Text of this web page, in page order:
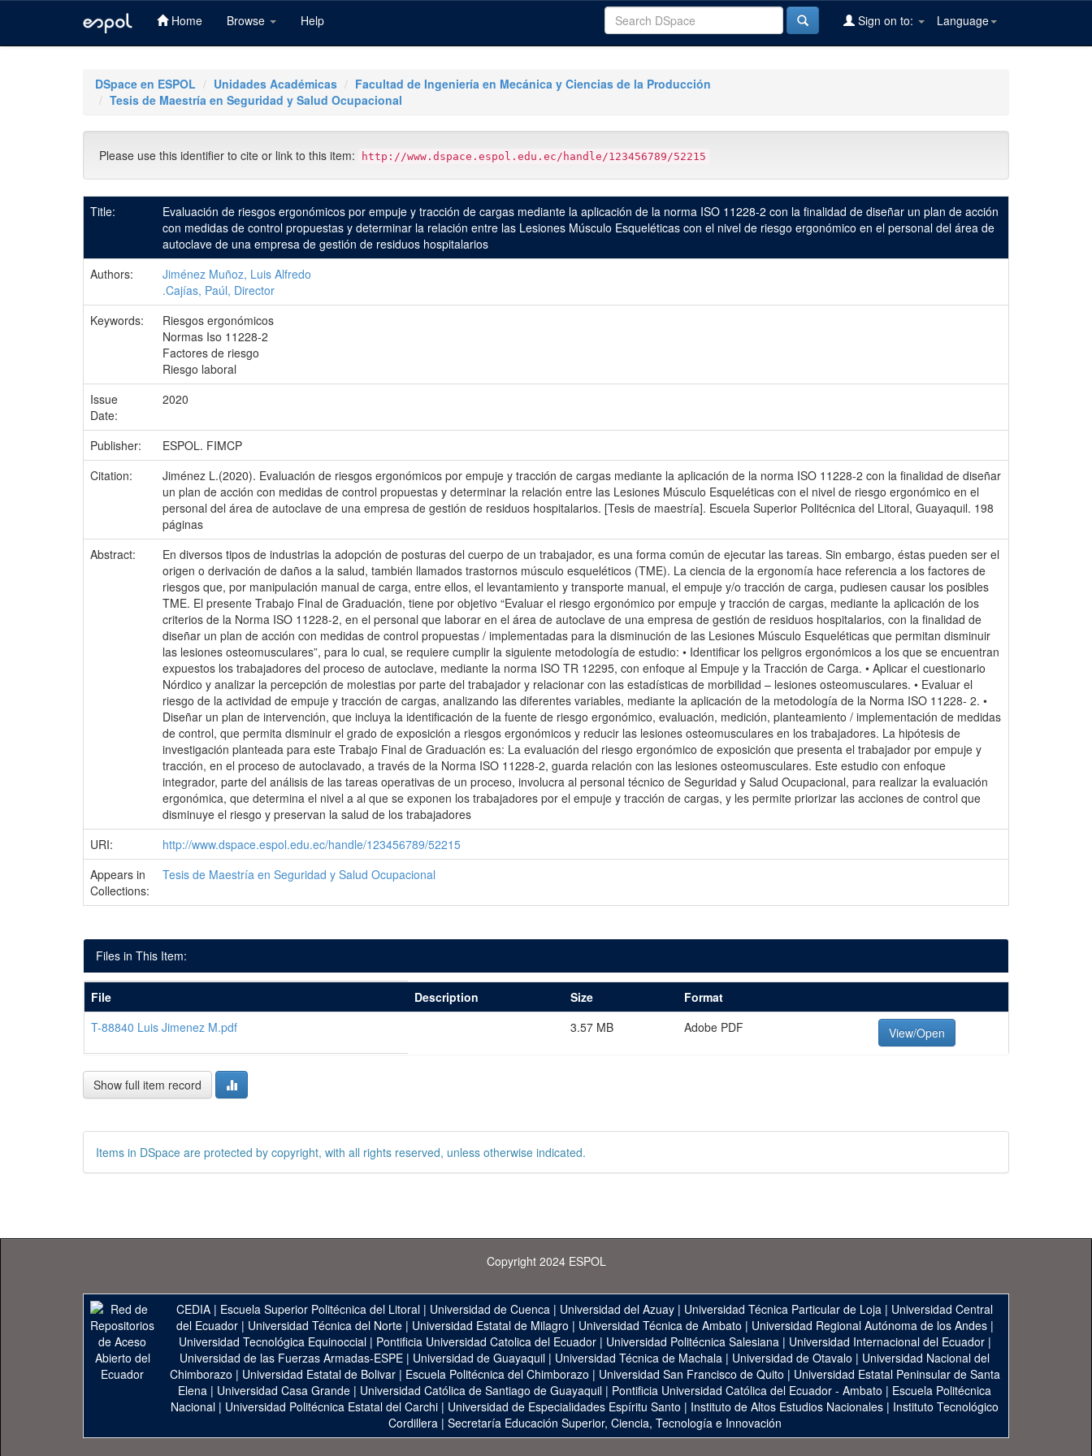
Home Browse Help Language
Sign on to:
DSpace en ESPOL Unidades Académicas
Facultad de Ingeniería en Mecánica y Ciencias de la Producción
Tesis de Maestría en Seguridad y Salud Ocupacional
Please use this identifier to cite or link to this item: http://www.dspace.espol.edu.ec/handle/123456789/52215
Title:
Evaluación de riesgos ergonómicos por empuje y tracción de cargas mediante la aplicación de la norma ISO 11228-2 con la finalidad de diseñar un plan de acción
con medidas de control propuestas y determinar la relación entre las Lesiones Músculo Esqueléticas con el nivel de riesgo ergonómico en el personal del área de
autoclave de una empresa de gestión de residuos hospitalarios
Authors:
Jiménez Muñoz, Luis Alfredo
.Cajías, Paúl, Director
Keywords:
Riesgos ergonómicos
Normas Iso 11228-2
Factores de riesgo
Riesgo laboral
Issue
Date:
2020
Publisher:
ESPOL. FIMCP
Citation:
Jiménez L.(2020). Evaluación de riesgos ergonómicos por empuje y tracción de cargas mediante la aplicación de la norma ISO 11228-2 con la finalidad de diseñar
un plan de acción con medidas de control propuestas y determinar la relación entre las Lesiones Músculo Esqueléticas con el nivel de riesgo ergonómico en el
personal del área de autoclave de una empresa de gestión de residuos hospitalarios. [Tesis de maestría]. Escuela Superior Politécnica del Litoral, Guayaquil. 198
páginas
Abstract:
En diversos tipos de industrias la adopción de posturas del cuerpo de un trabajador, es una forma común de ejecutar las tareas. Sin embargo, éstas pueden ser el
origen o derivación de daños a la salud, también llamados trastornos músculo esqueléticos (TME). La ciencia de la ergonomía hace referencia a los factores de
riesgos que, por manipulación manual de carga, entre ellos, el levantamiento y transporte manual, el empuje y/o tracción de carga, pudiesen causar los posibles
TME. El presente Trabajo Final de Graduación, tiene por objetivo “Evaluar el riesgo ergonómico por empuje y tracción de cargas, mediante la aplicación de los
criterios de la Norma ISO 11228-2, en el personal que laborar en el área de autoclave de una empresa de gestión de residuos hospitalarios, con la finalidad de
diseñar un plan de acción con medidas de control propuestas / implementadas para la disminución de las Lesiones Músculo Esqueléticas que permitan disminuir
las lesiones osteomusculares”, para lo cual, se requiere cumplir la siguiente metodología de estudio: • Identificar los peligros ergonómicos a los que se encuentran
expuestos los trabajadores del proceso de autoclave, mediante la norma ISO TR 12295, con enfoque al Empuje y la Tracción de Carga. • Aplicar el cuestionario
Nórdico y analizar la percepción de molestias por parte del trabajador y relacionar con las estadísticas de morbilidad – lesiones osteomusculares. • Evaluar el
riesgo de la actividad de empuje y tracción de cargas, analizando las diferentes variables, mediante la aplicación de la metodología de la Norma ISO 11228- 2. •
Diseñar un plan de intervención, que incluya la identificación de la fuente de riesgo ergonómico, evaluación, medición, planteamiento / implementación de medidas
de control, que permita disminuir el grado de exposición a riesgos ergonómicos y reducir las lesiones osteomusculares en los trabajadores. La hipótesis de
investigación planteada para este Trabajo Final de Graduación es: La evaluación del riesgo ergonómico de exposición que presenta el trabajador por empuje y
tracción, en el proceso de autoclavado, a través de la Norma ISO 11228-2, guarda relación con las lesiones osteomusculares. Este estudio con enfoque
integrador, parte del análisis de las tareas operativas de un proceso, involucra al personal técnico de Seguridad y Salud Ocupacional, para realizar la evaluación
ergonómica, que determina el nivel a al que se exponen los trabajadores por el empuje y tracción de cargas, y les permite priorizar las acciones de control que
disminuye el riesgo y preservan la salud de los trabajadores
URI:
http://www.dspace.espol.edu.ec/handle/123456789/52215
Appears in
Collections:
Tesis de Maestría en Seguridad y Salud Ocupacional
Files in This Item:
File Description Size
Format
T-88840 Luis Jimenez M.pdf
3.57 MB Adobe PDF View/Open
Show full item record
Items in DSpace are protected by copyright, with all rights reserved, unless otherwise indicated.
Copyright 2024 ESPOL
CEDIA | Escuela Superior Politécnica del Litoral | Universidad de Cuenca | Universidad del Azuay | Universidad Técnica Particular de Loja | Universidad Central
del Ecuador| Universidad Técnica del Norte| Universidad Estatal de Milagro | Universidad Técnica de Ambato | Universidad Regional Autónoma de los Andes|
Universidad Tecnológica Equinoccial| Pontificia Universidad Catolica del Ecuador| Universidad Politécnica Salesiana| Universidad Internacional del Ecuador|
Universidad de las Fuerzas Armadas-ESPE | Universidad de Guayaquil | Universidad Técnica de Machala | Universidad de Otavalo | Universidad Nacional del
Chimborazo | Universidad Estatal de Bolivar| Escuela Politécnica del Chimborazo | Universidad San Francisco de Quito | Universidad Estatal Peninsular de Santa
Elena | Universidad Casa Grande | Universidad Católica de Santiago de Guayaquil | Pontificia Universidad Católica del Ecuador - Ambato | Escuela Politécnica
Nacional | Universidad Politécnica Estatal del Carchi | Universidad de Especialidades Espíritu Santo | Instituto de Altos Estudios Nacionales | Instituto Tecnológico
Cordillera| Secretaría Educación Superior, Ciencia, Tecnología e Innovación